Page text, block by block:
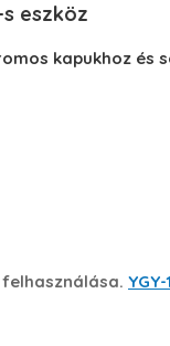
s eszköz
kapukhoz és